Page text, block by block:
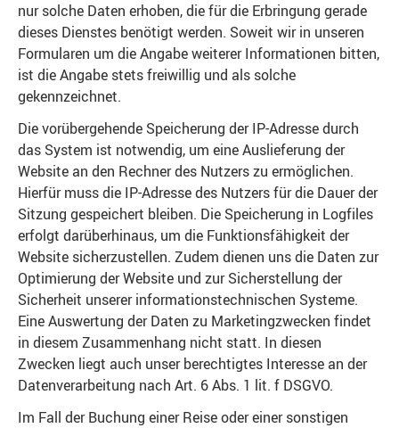
nur solche Daten erhoben, die für die Erbringung gerade
dieses Dienstes benötigt werden. Soweit wir in unseren
Formularen um die Angabe weiterer Informationen bitten,
ist die Angabe stets freiwillig und als solche
gekennzeichnet.
Die vorübergehende Speicherung der IP-Adresse durch
das System ist notwendig, um eine Auslieferung der
Website an den Rechner des Nutzers zu ermöglichen.
Hierfür muss die IP-Adresse des Nutzers für die Dauer der
Sitzung gespeichert bleiben. Die Speicherung in Logfiles
erfolgt darüberhinaus, um die Funktionsfähigkeit der
Website sicherzustellen. Zudem dienen uns die Daten zur
Optimierung der Website und zur Sicherstellung der
Sicherheit unserer informationstechnischen Systeme.
Eine Auswertung der Daten zu Marketingzwecken findet
in diesem Zusammenhang nicht statt. In diesen
Zwecken liegt auch unser berechtigtes Interesse an der
Datenverarbeitung nach Art. 6 Abs. 1 lit. f DSGVO.
Im Fall der Buchung einer Reise oder einer sonstigen